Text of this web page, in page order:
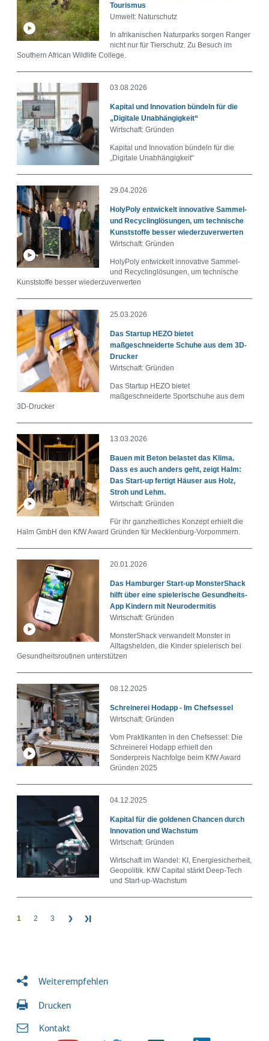
Tourismus
Umwelt: Naturschutz
In afrikanischen Naturparks sorgen Ranger
nicht nur für Tierschutz. Zu Besuch im
Southern African Wildlife College.
03.08.2026
Kapital und Innovation bündeln für die
„Digitale Unabhängigkeit“
Wirtschaft: Gründen
Kapital und Innovation bündeln für die
„Digitale Unabhängigkeit“
29.04.2026
HolyPoly entwickelt innovative Sammel-
und Recyclinglösungen, um technische
Kunststoffe besser wiederzuverwerten
Wirtschaft: Gründen
HolyPoly entwickelt innovative Sammel-
und Recyclinglösungen, um technische
Kunststoffe besser wiederzuverwerten
25.03.2026
Das Startup HEZO bietet
maßgeschneiderte Schuhe aus dem 3D-
Drucker
Wirtschaft: Gründen
Das Startup HEZO bietet
maßgeschneiderte Sportschuhe aus dem
3D-Drucker
13.03.2026
Bauen mit Beton belastet das Klima.
Dass es auch anders geht, zeigt Halm:
Das Start-up fertigt Häuser aus Holz,
Stroh und Lehm.
Wirtschaft: Gründen
Für ihr ganzheitliches Konzept erhielt die
Halm GmbH den KfW Award Gründen für Mecklenburg-Vorpommern.
20.01.2026
Das Hamburger Start-up MonsterShack
hilft über eine spielerische Gesundheits-
App Kindern mit Neurodermitis
Wirtschaft: Gründen
MonsterShack verwandelt Monster in
Alltagshelden, die Kinder spielerisch bei
Gesundheitsroutinen unterstützen
08.12.2025
Schreinerei Hodapp - Im Chefsessel
Wirtschaft: Gründen
Vom Praktikanten in den Chefsessel: Die
Schreinerei Hodapp erhielt den
Sonderpreis Nachfolge beim KfW Award
Gründen 2025
04.12.2025
Kapital für die goldenen Chancen durch
Innovation und Wachstum
Wirtschaft: Gründen
Wirtschaft im Wandel: KI, Energiesicherheit,
Geopolitik. KfW Capital stärkt Deep-Tech
und Start-up-Wachstum
1 2 3
Weiterempfehlen
Drucken
Kontakt